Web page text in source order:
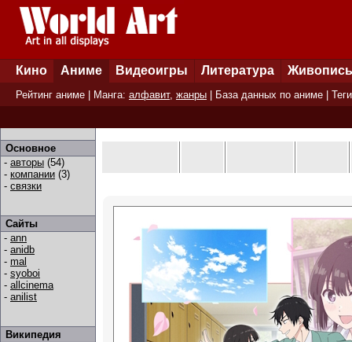
Кино Аниме Видеоигры Литература Живопись
Рейтинг аниме | Манга: алфавит, жанры База данных по аниме Теги
Основное
- авторы (54)
- компании (3)
- связки
Сайты
- ann
- anidb
- mal
- syoboi
- allcinema
- anilist
Википедия